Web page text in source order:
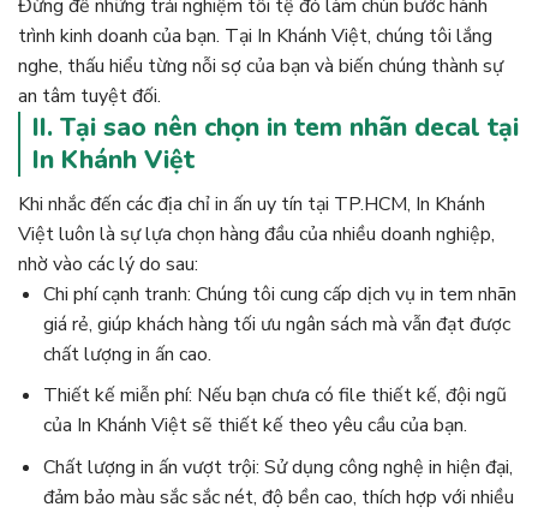
Đừng để những trải nghiệm tồi tệ đó làm chùn bước hành
trình kinh doanh của bạn. Tại In Khánh Việt, chúng tôi lắng
nghe, thấu hiểu từng nỗi sợ của bạn và biến chúng thành sự
an tâm tuyệt đối.
II. Tại sao nên chọn in tem nhãn decal tại
In Khánh Việt
Khi nhắc đến các địa chỉ in ấn uy tín tại TP.HCM, In Khánh
Việt luôn là sự lựa chọn hàng đầu của nhiều doanh nghiệp,
nhờ vào các lý do sau:
Chi phí cạnh tranh: Chúng tôi cung cấp dịch vụ in tem nhãn
giá rẻ, giúp khách hàng tối ưu ngân sách mà vẫn đạt được
chất lượng in ấn cao.
Thiết kế miễn phí: Nếu bạn chưa có file thiết kế, đội ngũ
của In Khánh Việt sẽ thiết kế theo yêu cầu của bạn.
Chất lượng in ấn vượt trội: Sử dụng công nghệ in hiện đại,
đảm bảo màu sắc sắc nét, độ bền cao, thích hợp với nhiều